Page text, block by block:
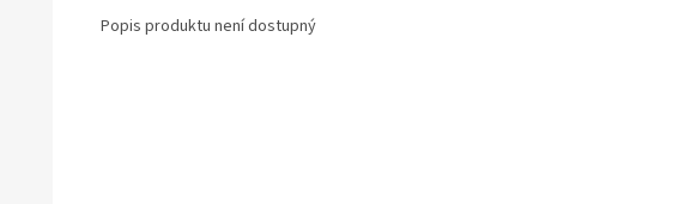
Popis produktu není dostupný